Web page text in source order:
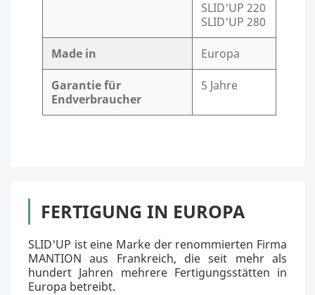
SLID'UP 220
SLID'UP 280
Made in Europa
Garantie für
Endverbraucher
5 Jahre
FERTIGUNG IN EUROPA
SLID'UP ist eine Marke der renommierten Firma
MANTION aus Frankreich, die seit mehr als
hundert Jahren mehrere Fertigungsstätten in
Europa betreibt.